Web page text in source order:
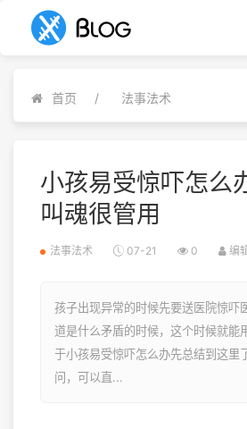
首页 法事法术
小孩易受惊吓怎么
叫魂很管用
法事法术 07-21 0 编
孩子出现异常的时候先要送医院惊吓
道是什么矛盾的时候，这个时候就能
于小孩易受惊吓怎么办先总结到这里
问，可以直...